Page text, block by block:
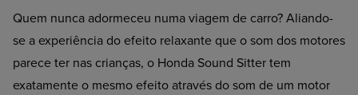
Quem nunca adormeceu numa viagem de carro? Aliando-
se a experiência do efeito relaxante que o som dos motores
parece ter nas crianças, o Honda Sound Sitter tem
exatamente o mesmo efeito através do som de um motor